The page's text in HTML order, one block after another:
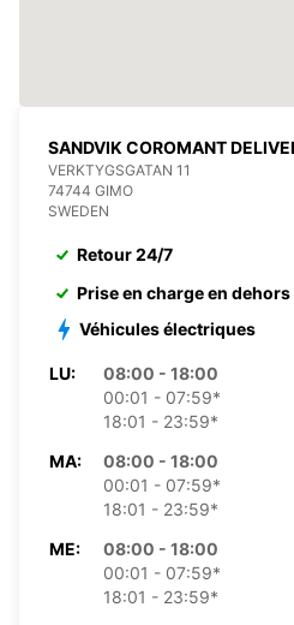
SANDVIK COROMANT
VERKTYGSGATAN 11
74744 GIMO
SWEDEN
Retour 24/7
Prise en charge en
Véhicules électriques
LU:
08:00 - 18:00
00:01 - 07:59*
18:01 - 23:59*
MA:
08:00 - 18:00
00:01 - 07:59*
18:01 - 23:59*
ME:
08:00 - 18:00
00:01 - 07:59*
18:01 - 23:59*